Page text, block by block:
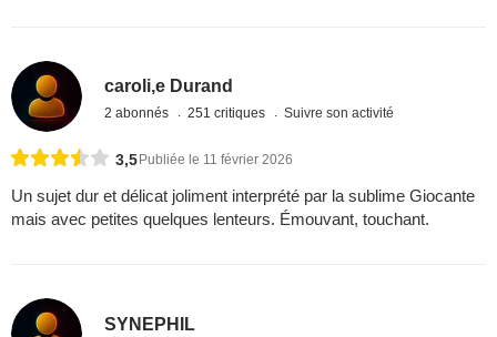
caroli,e Durand
2 abonnés 251 critiques Suivre son activité
3,5Publiée le 11 février 2026
Un sujet dur et délicat joliment interprété par la sublime Giocante
mais avec petites quelques lenteurs. Émouvant, touchant.
SYNEPHIL